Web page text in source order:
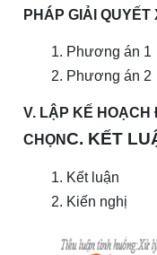
PHÁP GIẢI
Phương án 1
Phương án 2
V. LẬP KẾ
CHỌNC. KẾT
Kết luận
Kiến nghị